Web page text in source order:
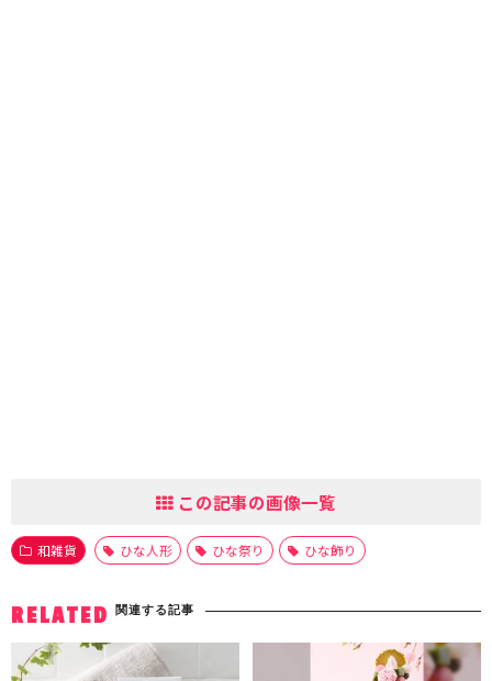
この記事の画像一覧
和雑貨 ひな人形 ひな祭り ひな飾り
RELATED 関連する記事